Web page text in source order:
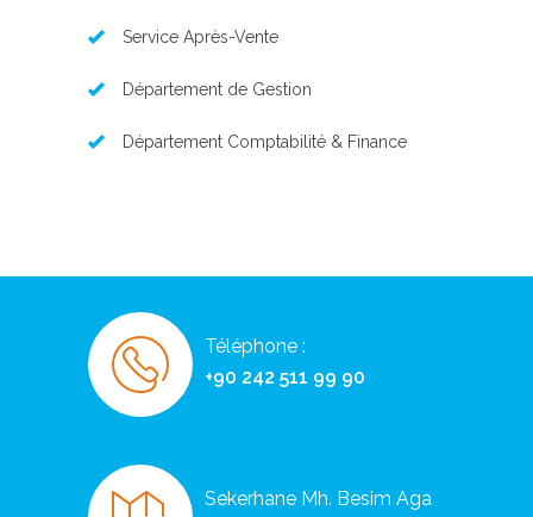
Service Après-Vente
Département de Gestion
Département Comptabilité & Finance
Téléphone :
+90 242 511 99 90
Sekerhane Mh. Besim Aga